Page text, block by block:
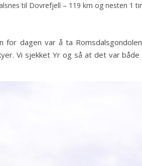
til Dovrefjell – 119 km og nesten 1
for dagen var å ta
Vi sjekket Yr og så at det var